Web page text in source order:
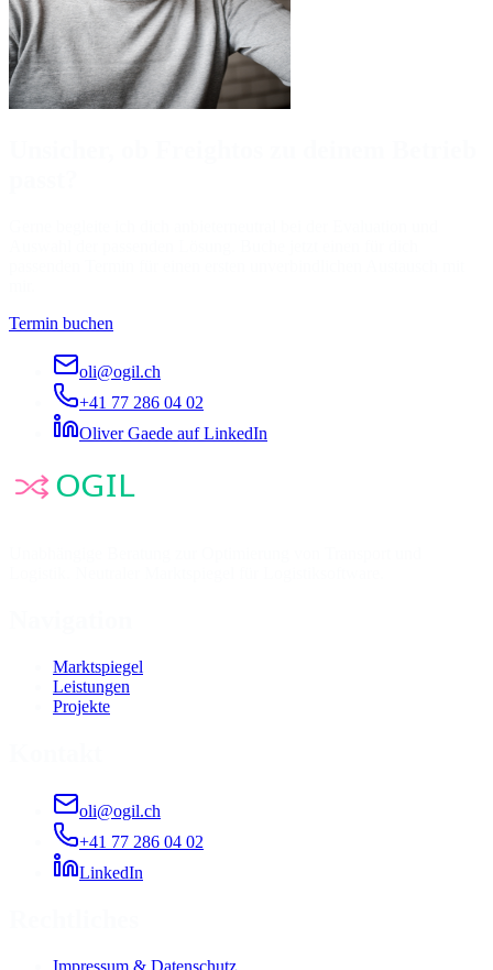
Termin buchen
oli@ogil.ch
+41 77 286 04 02
Oliver Gaede auf LinkedIn
Marktspiegel
Leistungen
Projekte
oli@ogil.ch
+41 77 286 04 02
LinkedIn
Impressum & Datenschutz